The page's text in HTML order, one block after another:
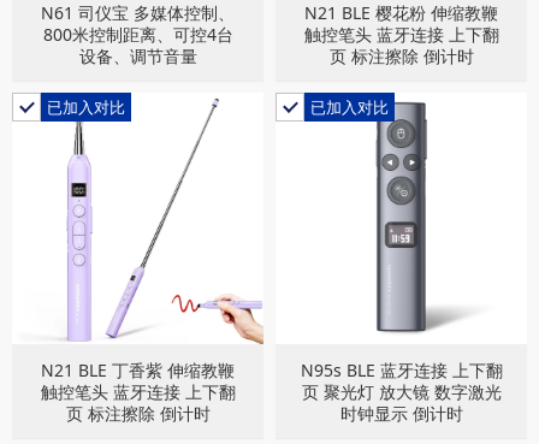
N61 司仪宝 多媒体控制、
800米控制距离、可控4台
设备、调节音量
N21 BLE 樱花粉 伸缩教鞭
触控笔头 蓝牙连接 上下翻
页 标注擦除 倒计时
已加入对比
N21 BLE 丁香紫 伸缩教鞭
触控笔头 蓝牙连接 上下翻
页 标注擦除 倒计时
已加入对比
N95s BLE 蓝牙连接 上下翻
页 聚光灯 放大镜 数字激光
时钟显示 倒计时